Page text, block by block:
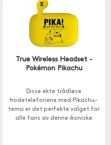
True Wireless Headset -
Pokémon Pikachu
Disse ekte trådløse
hodetelefonene med Pikachu-
tema er det perfekte valget for
alle fans av denne ikoniske